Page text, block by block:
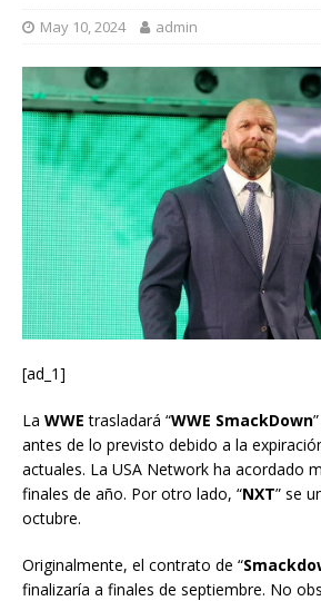
May 10, 2024 admin
[ad_1]
La WWE trasladará “WWE SmackDown
antes de lo previsto debido a la
actuales. La USA Network ha acordado
finales de año. Por otro lado, “NXT” se
octubre.
Originalmente, el contrato de “
finalizaría a finales de septiembre. No